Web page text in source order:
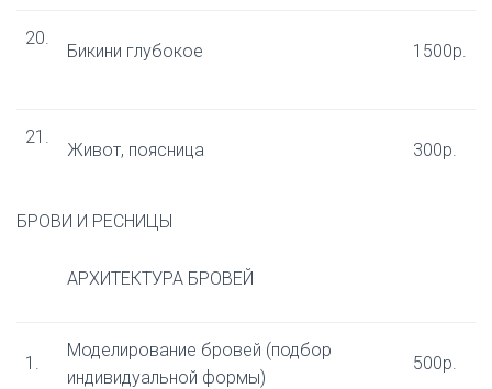
20.​
Бикини глубокое 1500р.
21.​
Живот, поясница 300р.
БРОВИ И РЕСНИЦЫ
АРХИТЕКТУРА БРОВЕЙ
1.
Моделирование бровей (подбор
индивидуальной формы)
500р.